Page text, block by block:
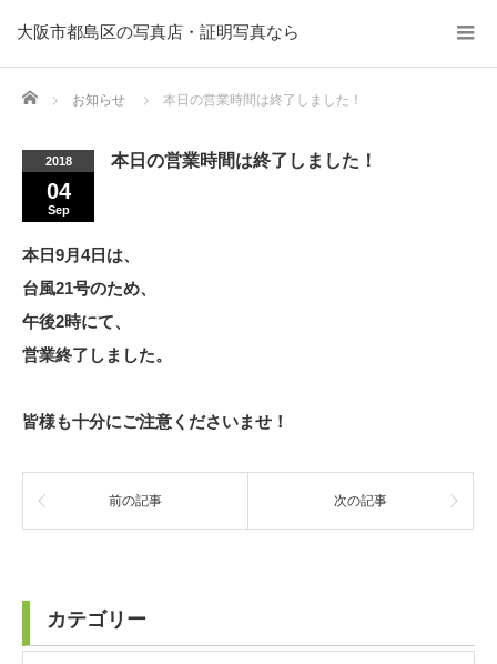
大阪市都島区の写真店・証明写真なら
Home お知らせ 本日の営業時間は終了しました！
2018
04
Sep
本日の営業時間は終了しました！
本日9月4日は、
台風21号のため、
午後2時にて、
営業終了しました。
皆様も十分にご注意くださいませ！
前の記事 次の記事
カテゴリー